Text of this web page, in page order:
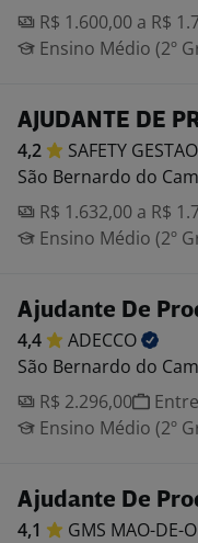
R$ 1.600,00 a R$
Ensino Médio (2º
AJUDANTE DE
4,2 SAFETY
São Bernardo do
R$ 1.632,00 a R$
Ensino Médio (2º
Ajudante De
4,4
ADECCO
São Bernardo do
R$ 2.296,00
Ensino Médio (2º
Ajudante De
4,1 GMS MAO-DE-